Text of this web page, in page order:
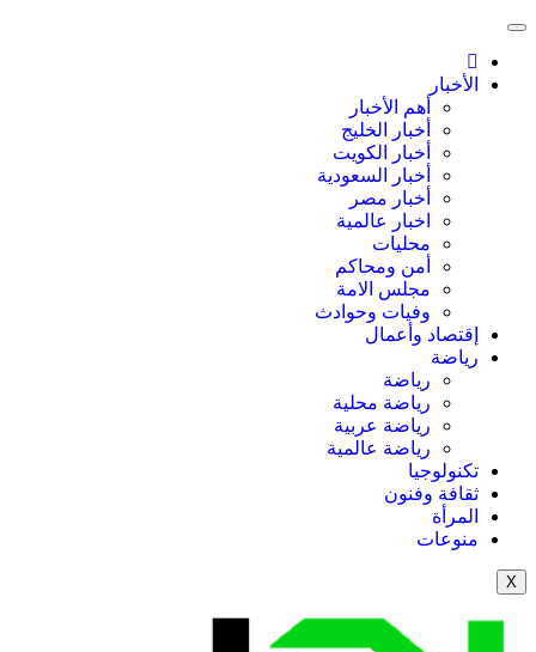
الأخبار
أهم الأخبار
أخبار الخليج
أخبار الكويت
أخبار السعودية
أخبار مصر
اخبار عالمية
محليات
أمن ومحاكم
مجلس الامة
وفيات وحوادث
إقتصاد وأعمال
رياضة
رياضة
رياضة محلية
رياضة عربية
رياضة عالمية
تكنولوجيا
ثقافة وفنون
المرأة
منوعات
X